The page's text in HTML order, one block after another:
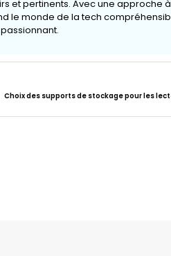
et pertinents. Avec une approche
le monde de la tech
passionnant.